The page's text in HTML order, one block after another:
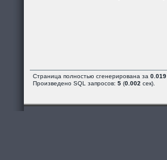
Страница полностью сгенерирована за 0.019
Произведено SQL запросов: 5 (0.002 сек).